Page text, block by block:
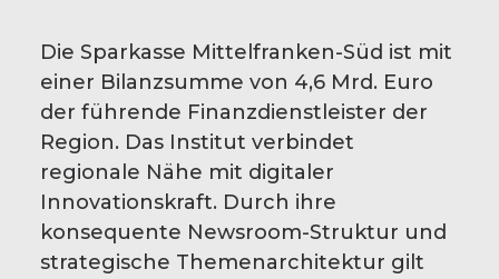
Die Sparkasse Mittelfranken-Süd ist mit
einer Bilanzsumme von 4,6 Mrd. Euro
der führende Finanzdienstleister der
Region. Das Institut verbindet
regionale Nähe mit digitaler
Innovationskraft. Durch ihre
konsequente Newsroom-Struktur und
strategische Themenarchitektur gilt